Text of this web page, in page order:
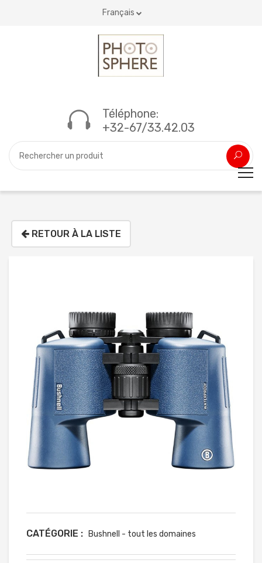
Français
Téléphone:
+32-67/33.42.03
RETOUR À LA LISTE
CATÉGORIE : Bushnell - tout les domaines